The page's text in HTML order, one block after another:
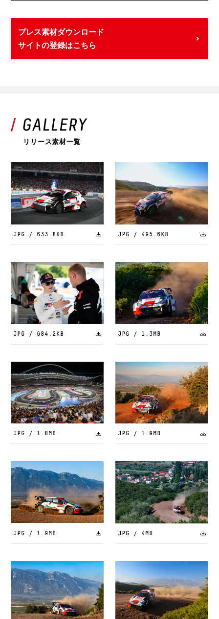
プレス素材ダウンロード
サイトの登録はこちら
リリース素材一覧
JPG / 633.8KB JPG / 495.6KB
JPG / 684.2KB JPG / 1.3MB
JPG / 1.8MB JPG / 1.9MB
JPG / 1.9MB JPG / 4MB